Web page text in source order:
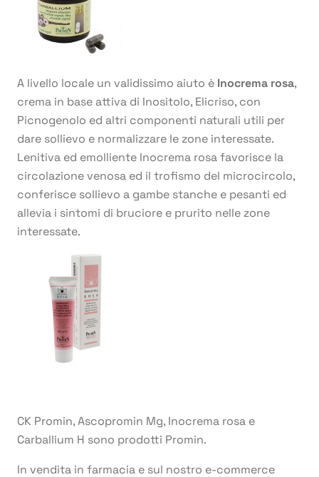
A livello locale un validissimo aiuto è Inocrema rosa,
crema in base attiva di Inositolo, Elicriso, con
Picnogenolo ed altri componenti naturali utili per
dare sollievo e normalizzare le zone interessate.
Lenitiva ed emolliente Inocrema rosa favorisce la
circolazione venosa ed il trofismo del microcircolo,
conferisce sollievo a gambe stanche e pesanti ed
allevia i sintomi di bruciore e prurito nelle zone
interessate.
CK Promin, Ascopromin Mg, Inocrema rosa e
Carballium H sono prodotti Promin.
In vendita in farmacia e sul nostro e-commerce